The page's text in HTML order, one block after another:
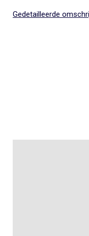
Gedetailleerde